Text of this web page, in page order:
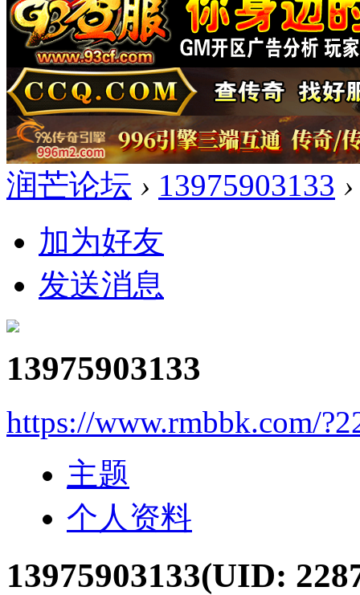
润芒论坛 › 13975903133 ›
加为好友
发送消息
13975903133
https://www.rmbbk.com/
主题
个人资料
13975903133(UID: